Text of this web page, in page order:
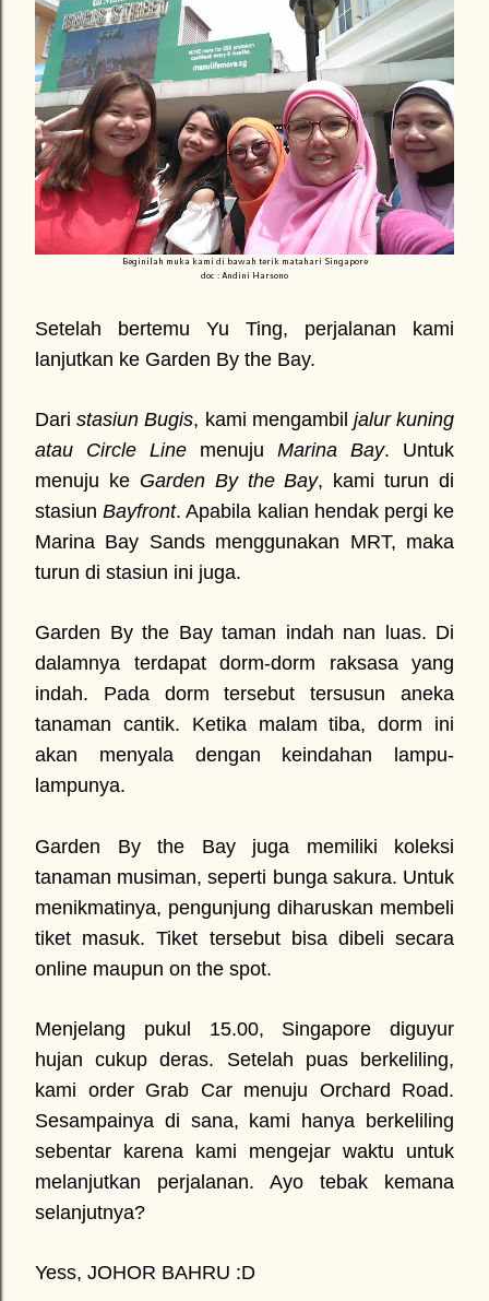
Beginilah muka kami di bawah terik matahari Singapore
doc : Andini Harsono
Setelah bertemu Yu Ting, perjalanan kami
lanjutkan ke Garden By the Bay.
Daristasiun Bugis, kami mengambil jalur kuning
atau Circle Line menuju Marina Bay. Untuk
menuju ke Garden By the Bay, kami turun di
stasiunBayfront. Apabila kalian hendak pergi ke
Marina Bay Sands menggunakan MRT, maka
turun di stasiun ini juga.
Garden By the Bay taman indah nan luas. Di
dalamnya terdapat dorm-dorm raksasa yang
indah. Pada dorm tersebut tersusun aneka
tanaman cantik. Ketika malam tiba, dorm ini
akan menyala dengan keindahan lampu-
lampunya.
Garden By the Bay juga memiliki koleksi
tanaman musiman, seperti bunga sakura. Untuk
menikmatinya, pengunjung diharuskan membeli
tiket masuk. Tiket tersebut bisa dibeli secara
online maupun on the spot.
Menjelang pukul 15.00, Singapore diguyur
hujan cukup deras. Setelah puas berkeliling,
kami order Grab Car menuju Orchard Road.
Sesampainya di sana, kami hanya berkeliling
sebentar karena kami mengejar waktu untuk
melanjutkan perjalanan. Ayo tebak kemana
selanjutnya?
Yess, JOHOR BAHRU :D